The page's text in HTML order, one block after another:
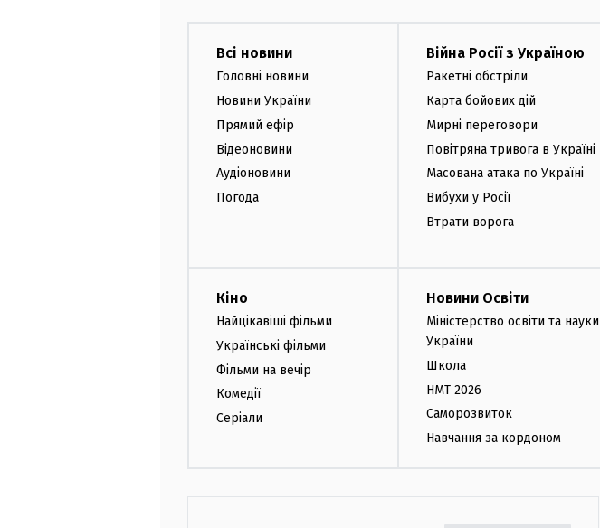
Всі новини
Головні новини
Новини України
Прямий ефір
Відеоновини
Аудіоновини
Погода
Війна Росії з Україною
Ракетні обстріли
Карта бойових дій
Мирні переговори
Повітряна тривога в Україні
Масована атака по Україні
Вибухи у Росії
Втрати ворога
Кіно
Найцікавіші фільми
Українські фільми
Фільми на вечір
Комедії
Серіали
Новини Освіти
Міністерство освіти та науки
України
Школа
НМТ 2026
Саморозвиток
Навчання за кордоном